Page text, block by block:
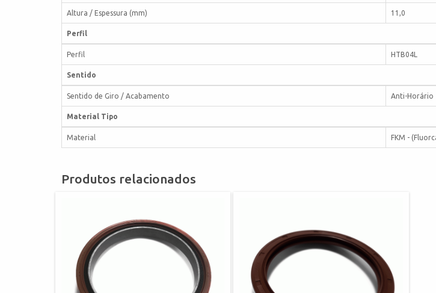
Altura / Espessura (mm) 11,0
Perfil
Perfil HTB04L
Sentido
Sentido de Giro / Acabamento Anti-Horário
Material Tipo
Material FKM -
Produtos relacionados